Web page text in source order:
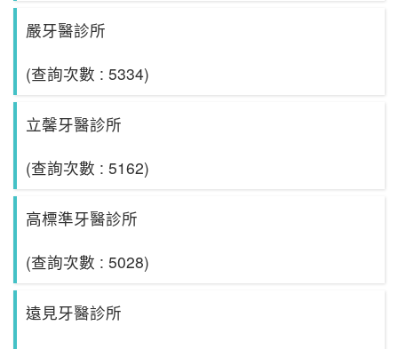
嚴牙醫診所
(查詢次數 : 5334)
立馨牙醫診所
(查詢次數 : 5162)
高標準牙醫診所
(查詢次數 : 5028)
遠見牙醫診所